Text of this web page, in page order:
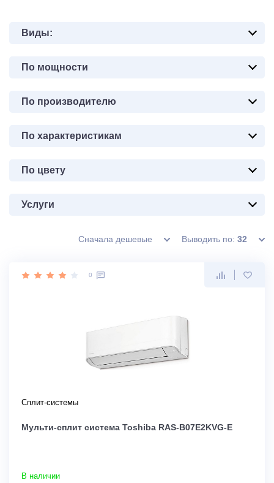
Виды:
По мощности
По производителю
По характеристикам
По цвету
Услуги
Сначала дешевые Выводить по: 32
0
Сплит-системы
Мульти-сплит система Toshiba RAS-B07E2KVG-E
В наличии